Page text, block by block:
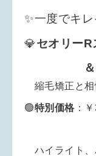
✨一度でキ
💎セオリーR
＆セオ
縮毛矯正と相
🟢特別 価格 ：
ハイライト、